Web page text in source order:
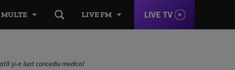
LIVE FM LIVE TV
și-a luat concediu medical